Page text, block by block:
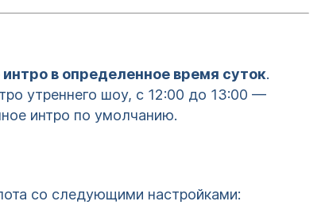
в определенное время суток.
утреннего шоу, с 12:00 до 13:00 —
интро по умолчанию.
со следующими настройками: